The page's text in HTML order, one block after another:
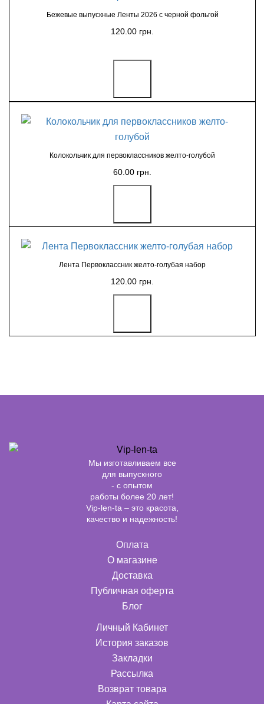
Бежевые выпускные Ленты 2026 с черной фольгой
120.00 грн.
Колокольчик для первоклассников желто-голубой
60.00 грн.
Лента Первоклассник желто-голубая набор
120.00 грн.
Мы изготавливаем все
для выпускного
- с опытом
работы более 20 лет!
Vip-len-ta – это красота,
качество и надежность!
Оплата
О магазине
Доставка
Публичная оферта
Блог
Личный Кабинет
История заказов
Закладки
Рассылка
Возврат товара